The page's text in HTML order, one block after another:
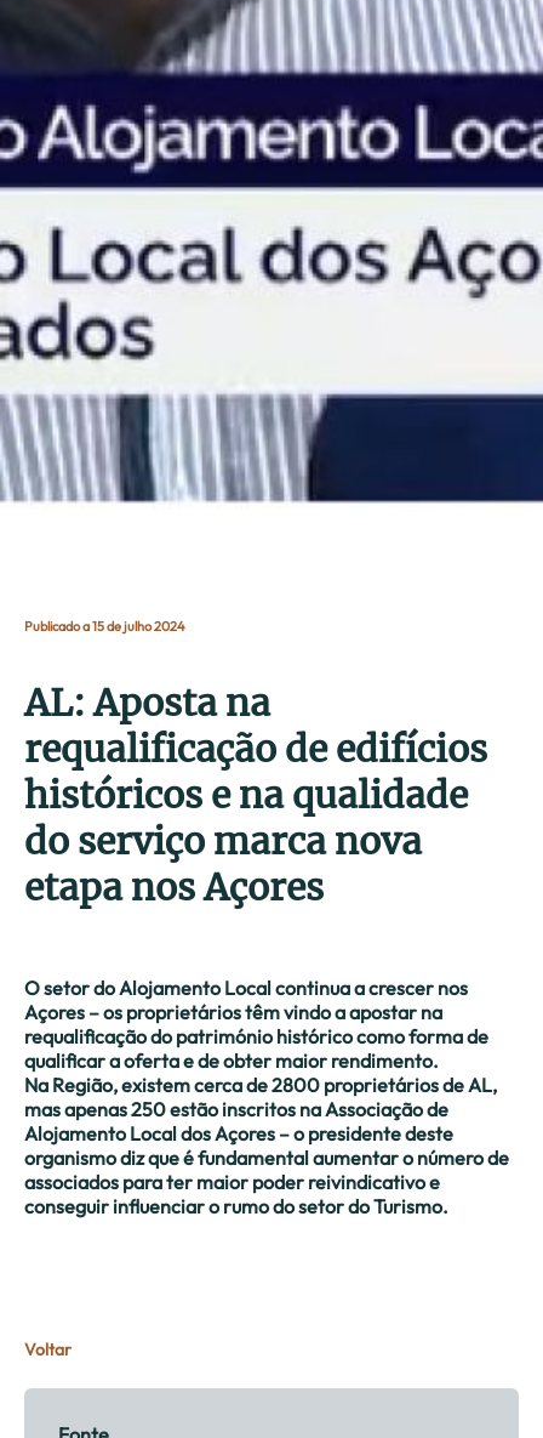
Publicado a 15 de julho 2024
AL: Aposta na
requalificação de edifícios
históricos e na qualidade
do serviço marca nova
etapa nos Açores
O setor do Alojamento Local continua a crescer nos
Açores – os proprietários têm vindo a apostar na
requalificação do património histórico como forma de
qualificar a oferta e de obter maior rendimento.
Na Região, existem cerca de 2800 proprietários de AL,
mas apenas 250 estão inscritos na Associação de
Alojamento Local dos Açores – o presidente deste
organismo diz que é fundamental aumentar o número de
associados para ter maior poder reivindicativo e
conseguir influenciar o rumo do setor do Turismo.
Voltar